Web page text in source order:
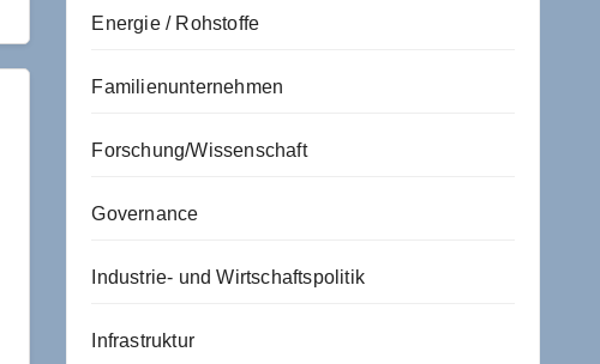
Energie / Rohstoffe
Familienunternehmen
Forschung/Wissenschaft
Governance
Industrie- und Wirtschaftspolitik
Infrastruktur